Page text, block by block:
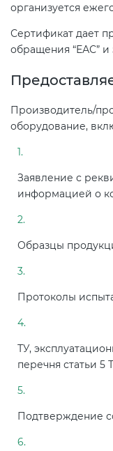
организуется
Сертификат дает
обращения “ЕАС” и
Производитель/
оборудование,
Заявление с
информацией о
Образцы
Протоколы
ТУ,
перечня статьи 5
Подтверждение